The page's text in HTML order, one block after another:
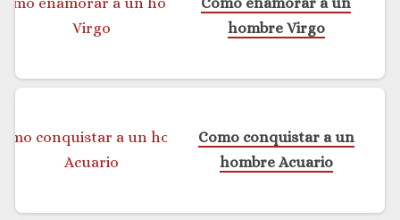
Como enamorar a un
hombre Virgo
Como conquistar a un
hombre Acuario